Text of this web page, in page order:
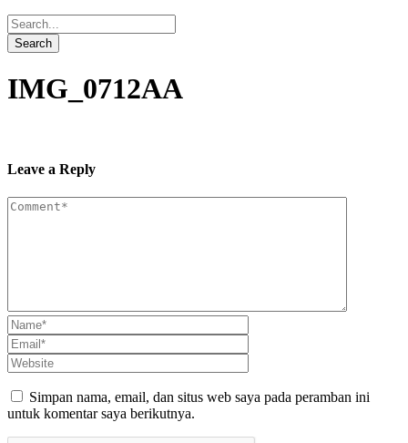
IMG_0712AA
Leave a Reply
Simpan nama, email, dan situs web saya pada peramban ini
untuk komentar saya berikutnya.